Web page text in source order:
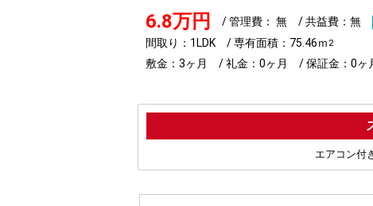
6.8万円 / 管理費： 無 / 共益費：無
間取り：1LDK / 専有面積：75.46ｍ 2
敷金：3ヶ月 / 礼金：0ヶ月 / 保証金：0
エアコン付